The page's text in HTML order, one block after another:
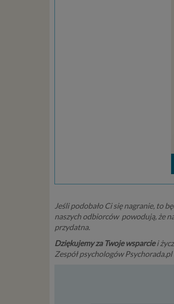
Jeśli podobało Ci się nagranie, to
naszych odbiorców powodują, że
przydatna.
Dziękujemy za Twoje wsparciei
Zespół psychologów Psychorada.pl